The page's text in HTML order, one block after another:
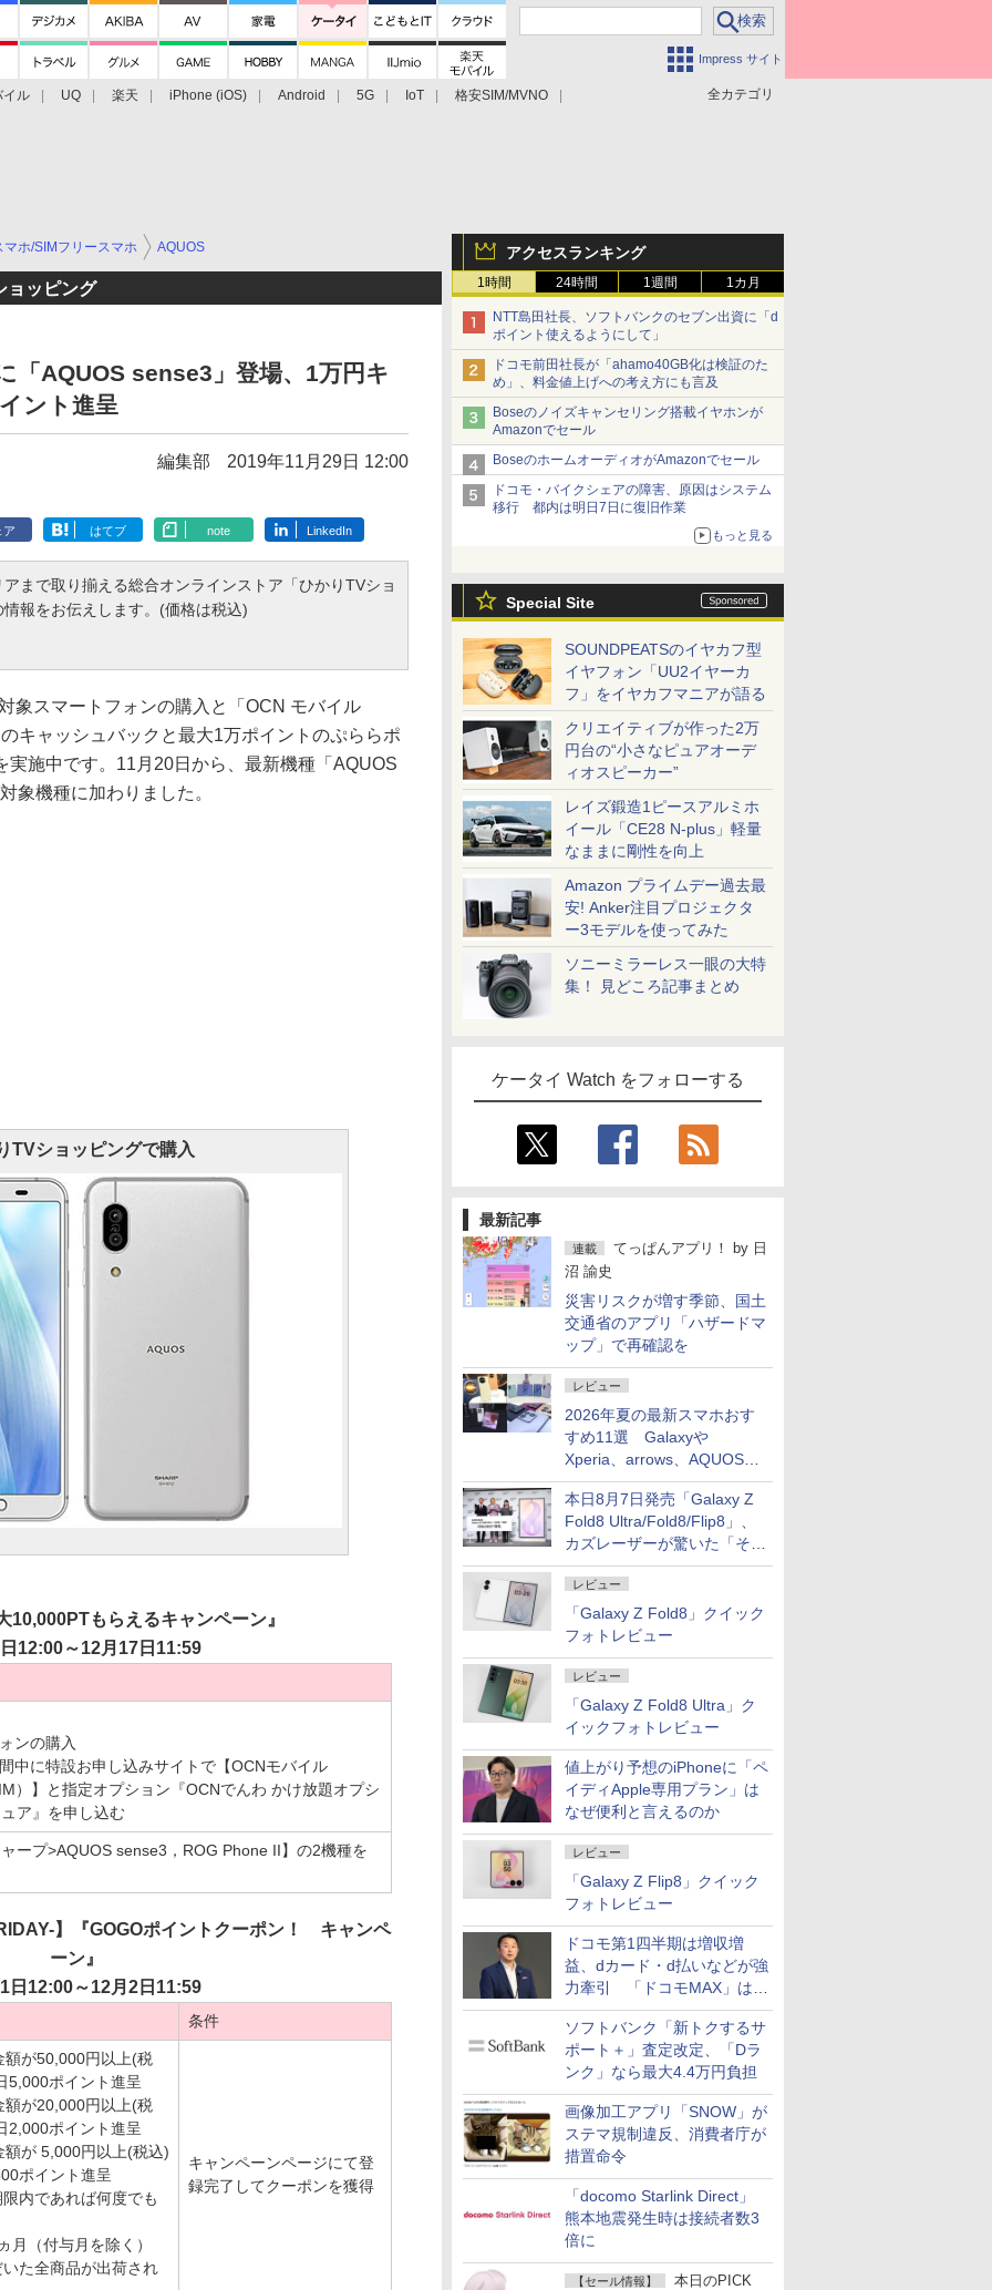
Impress サイト
全カテゴリ
イル UQ 楽天 iPhone (iOS) Android 5G IoT
格安SIM/MVNO
アクセスランキング
1時間 24時間 1週間 1カ月
NTT島田社長、ソフトバンクのセブン出資に「d
ポイント使えるようにして」
ドコモ前田社長が「ahamo40GB化は検証のた
め」、料金値上げへの考え方にも言及
Boseのノイズキャンセリング搭載イヤホンが
Amazonでセール
BoseのホームオーディオがAmazonでセール
ドコモ・バイクシェアの障害、原因はシステム
移行 都内は明日7日に復旧作業
もっと見る
Special Site
SOUNDPEATSのイヤカフ型
イヤフォン「UU2イヤーカ
フ」をイヤカフマニアが語る
クリエイティブが作った2万
円台の“小さなピュアオーデ
ィオスピーカー”
レイズ鍛造1ピースアルミホ
イール「CE28 N-plus」軽量
なままに剛性を向上
Amazon プライムデー過去最
安! Anker注目プロジェクタ
ー3モデルを使ってみた
ソニーミラーレス一眼の大特
集！ 見どころ記事まとめ
ケータイ Watch をフォローする
最新記事
連載 てっぱんアプリ！ by 日
沼 諭史
災害リスクが増す季節、国土
交通省のアプリ「ハザードマ
ップ」で再確認を
レビュー
2026年夏の最新スマホおす
すめ11選 Galaxyや
Xperia、arrows、AQUOSな
ど注目機種の特徴は
本日8月7日発売「Galaxy Z
Fold8 Ultra/Fold8/Flip8」、
カズレーザーが驚いた「そば
屋のメニュー並みの薄さ」
レビュー
「Galaxy Z Fold8」クイック
フォトレビュー
レビュー
「Galaxy Z Fold8 Ultra」ク
イックフォトレビュー
値上がり予想のiPhoneに「ペ
イディApple専用プラン」は
なぜ便利と言えるのか
レビュー
「Galaxy Z Flip8」クイック
フォトレビュー
ドコモ第1四半期は増収増
益、dカード・d払いなどが強
力牽引 「ドコモMAX」は
400万契約突破
ソフトバンク「新トクするサ
ポート＋」査定改定、「Dラ
ンク」なら最大4.4万円負担
画像加工アプリ「SNOW」が
ステマ規制違反、消費者庁が
措置命令
「docomo Starlink Direct」
熊本地震発生時は接続者数3
倍に
【セール情報】
本日のPICK
マホ/SIMフリースマホ AQUOS
ョッピング
「AQUOS sense3」登場、1万円キ
ント進呈
編集部 2019年11月29日 12:00
ア はてブ note LinkedIn
まで取り揃える総合オンラインストア「ひかりTVショ
報をお伝えします。(価格は税込)
スマートフォンの購入と「OCN モバイル
キャッシュバックと最大1万ポイントのぷららポ
実施中です。11月20日から、最新機種「AQUOS
象機種に加わりました。
TVショッピングで購入
10,000PTもらえるキャンペーン』
12:00～12月17日11:59
ンの購入
中に特設お申し込みサイトで【OCNモバイル
）】と指定オプション『OCNでんわ かけ放題オプシ
ア』を申し込む
ープ>AQUOS sense3， ROG Phone II】の2機種を
】『GOGOポイントクーポン！ キャンペ
ーン』
日12:00～12月2日11:59
条件
が50,000円以上(税
5,000ポイント進呈
が20,000円以上(税
2,000ポイント進呈
が 5,000円以上(税込)
ポイント進呈
内であれば何度でも
月（付与月を除く）
た全商品が出荷され
キャンペーンページにて登
録完了してクーポンを獲得